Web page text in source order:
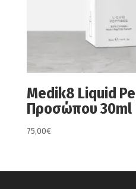
Medik8 Liquid
Προσώπου 30ml
75,00€